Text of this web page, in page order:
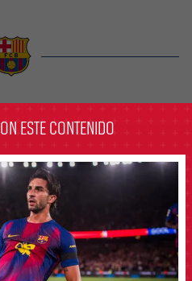
ESTE CONTENIDO
FCB Barcelona badge